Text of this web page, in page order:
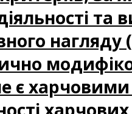
не є